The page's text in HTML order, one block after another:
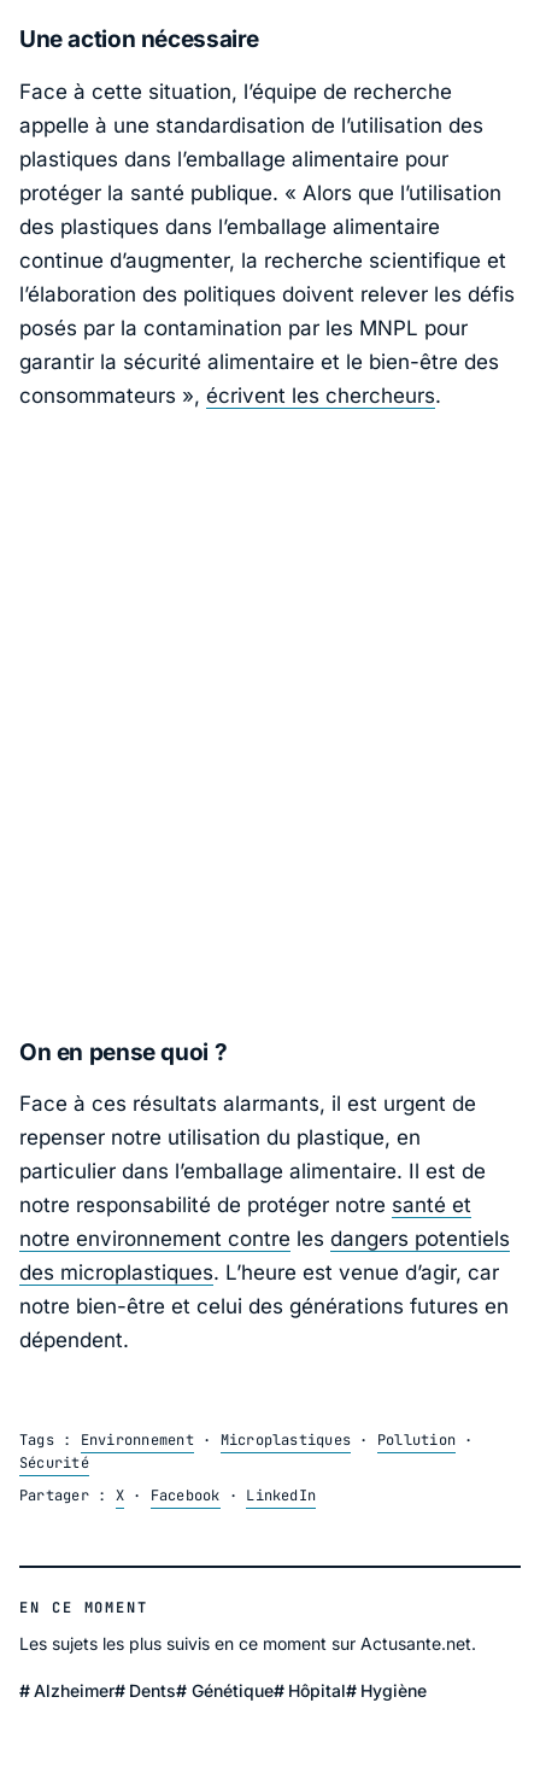
Une action nécessaire
Face à cette situation, l’équipe de recherche
appelle à une standardisation de l’utilisation des
plastiques dans l’emballage alimentaire pour
protéger la santé publique. « Alors que l’utilisation
des plastiques dans l’emballage alimentaire
continue d’augmenter, la recherche scientifique et
l’élaboration des politiques doivent relever les défis
posés par la contamination par les MNPL pour
garantir la sécurité alimentaire et le bien-être des
consommateurs », écrivent les chercheurs.
On en pense quoi ?
Face à ces résultats alarmants, il est urgent de
repenser notre utilisation du plastique, en
particulier dans l’emballage alimentaire. Il est de
notre responsabilité de protéger notre santé et
notre environnement contre les dangers potentiels
des microplastiques. L’heure est venue d’agir, car
notre bien-être et celui des générations futures en
dépendent.
Tags : Environnement· Microplastiques · Pollution ·
Sécurité
Partager : X· Facebook · LinkedIn
EN CE MOMENT
Les sujets les plus suivis en ce moment sur Actusante.net.
Alzheimer Dents Génétique Hôpital Hygiène